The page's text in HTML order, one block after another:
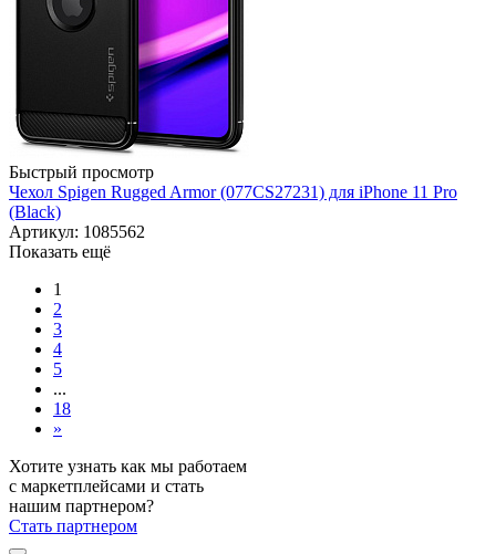
Быстрый просмотр
Чехол Spigen Rugged Armor (077CS27231) для iPhone 11 Pro
(Black)
Артикул: 1085562
Показать ещё
1
2
3
4
5
...
18
»
Хотите узнать как мы работаем
с маркетплейсами и стать
нашим партнером?
Стать партнером